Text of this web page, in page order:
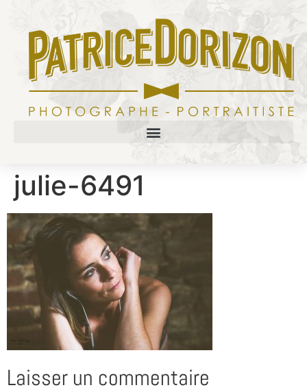
julie-6491
Laisser un commentaire